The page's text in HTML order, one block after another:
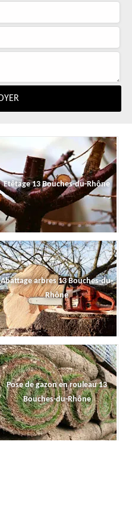
Etêtage 13 Bouches-du-Rhône
Abattage arbres 13 Bouches-du-
Rhône
Pose de gazon en rouleau 13
Bouches-du-Rhône